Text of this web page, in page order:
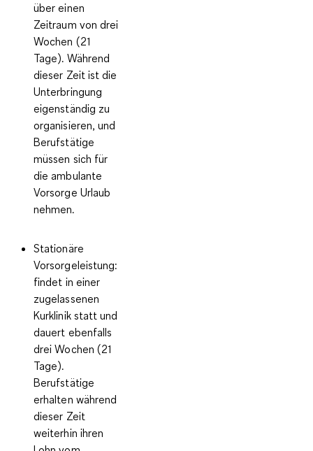
über einen
Zeitraum von drei
Wochen (21
Tage). Während
dieser Zeit ist die
Unterbringung
eigenständig zu
organisieren, und
Berufstätige
müssen sich für
die ambulante
Vorsorge Urlaub
nehmen.
Stationäre
Vorsorgeleistung:
findet in einer
zugelassenen
Kurklinik statt und
dauert ebenfalls
drei Wochen (21
Tage).
Berufstätige
erhalten während
dieser Zeit
weiterhin ihren